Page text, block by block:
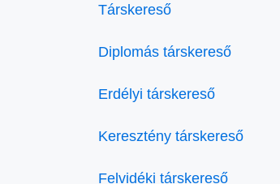
Társkereső
Diplomás társkereső
Erdélyi társkereső
Keresztény társkereső
Felvidéki társkereső